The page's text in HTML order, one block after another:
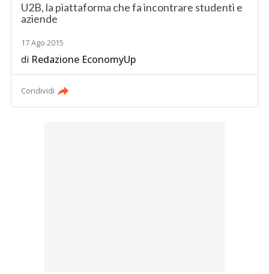
U2B, la piattaforma che fa incontrare studenti e
aziende
17 Ago 2015
di Redazione EconomyUp
Condividi